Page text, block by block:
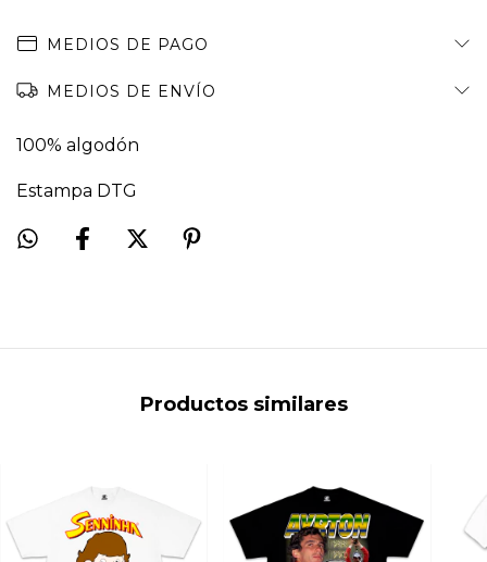
MEDIOS DE PAGO
MEDIOS DE ENVÍO
100% algodón
Estampa DTG
Productos similares